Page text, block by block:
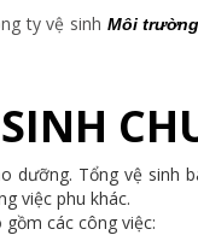
ty vệ sinh Môi
dưỡng. Tổng vệ sinh
việc phu khác.
các công việc: